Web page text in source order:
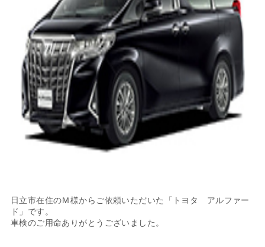
日立市在住のＭ様からご依頼いただいた「トヨタ アルファー
ド」です。
車検のご用命ありがとうございました。